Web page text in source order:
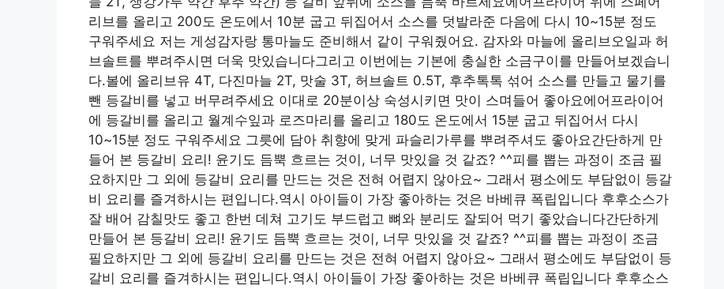
리브를 올리고 200도 온도에서 10분 굽고 뒤집어서 소스를 덧발라준 다음에 다시 10~15분 정도
구워주세요 저는 게성감자랑 통마늘도 준비해서 같이 구워줬어요. 감자와 마늘에 올리브오일과 허
브솔트를 뿌려주시면 더욱 맛있습니다그리고 이번에는 기본에 충실한 소금구이를 만들어보겠습니
다.볼에 올리브유 4T, 다진마늘 2T, 맛술 3T, 허브솔트 0.5T, 후추톡톡 섞어 소스를 만들고 물기를
뺀 등갈비를 넣고 버무려주세요 이대로 20분이상 숙성시키면 맛이 스며들어 좋아요에어프라이어
에 등갈비를 올리고 월계수잎과 로즈마리를 올리고 180도 온도에서 15분 굽고 뒤집어서 다시
10~15분 정도 구워주세요 그릇에 담아 취향에 맞게 파슬리가루를 뿌려주셔도 좋아요간단하게 만
들어 본 등갈비 요리! 윤기도 듬뿍 흐르는 것이, 너무 맛있을 것 같죠? ^^피를 뽑는 과정이 조금 필
요하지만 그 외에 등갈비 요리를 만드는 것은 전혀 어렵지 않아요~ 그래서 평소에도 부담없이 등갈
비 요리를 즐겨하시는 편입니다.역시 아이들이 가장 좋아하는 것은 바베큐 폭립입니다 후후소스가
잘 배어 감칠맛도 좋고 한번 데쳐 고기도 부드럽고 뼈와 분리도 잘되어 먹기 좋았습니다간단하게
만들어 본 등갈비 요리! 윤기도 듬뿍 흐르는 것이, 너무 맛있을 것 같죠? ^^피를 뽑는 과정이 조금
필요하지만 그 외에 등갈비 요리를 만드는 것은 전혀 어렵지 않아요~ 그래서 평소에도 부담없이 등
갈비 요리를 즐겨하시는 편입니다.역시 아이들이 가장 좋아하는 것은 바베큐 폭립입니다 후후소스